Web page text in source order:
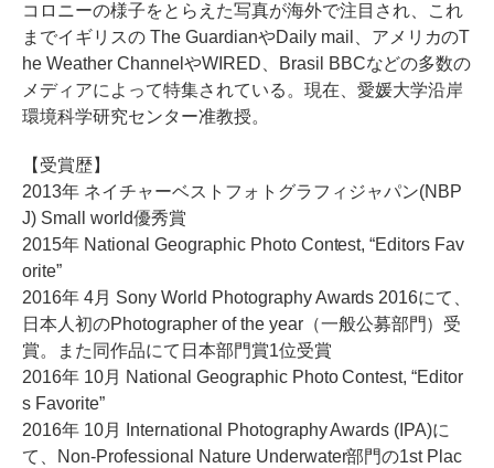
コロニーの様子をとらえた写真が海外で注目され、これ
までイギリスの The GuardianやDaily mail、アメリカのT
he Weather ChannelやWIRED、Brasil BBCなどの多数の
メディアによって特集されている。現在、愛媛大学沿岸
環境科学研究センター准教授。
【受賞歴】
2013年 ネイチャーベストフォトグラフィジャパン(NBP
J) Small world優秀賞
2015年 National Geographic Photo Contest, “Editors Fav
orite”
2016年 4月 Sony World Photography Awards 2016にて、
日本人初のPhotographer of the year（一般公募部門）受
賞。また同作品にて日本部門賞1位受賞
2016年 10月 National Geographic Photo Contest, “Editor
s Favorite”
2016年 10月 International Photography Awards (IPA)に
て、Non-Professional Nature Underwater部門の1st Plac